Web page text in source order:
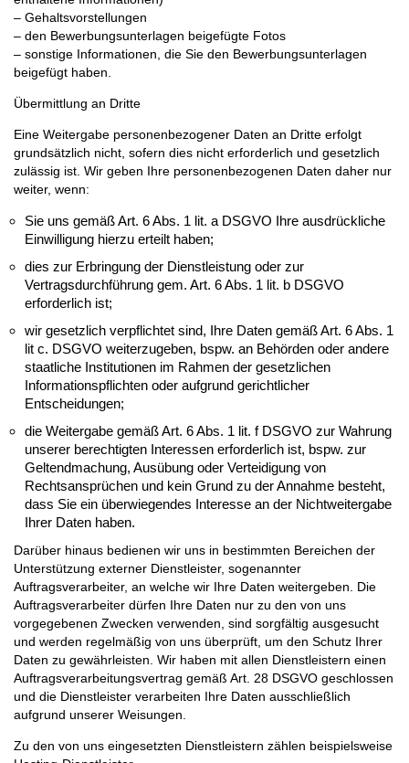
– Gehaltsvorstellungen
– den Bewerbungsunterlagen beigefügte Fotos
– sonstige Informationen, die Sie den Bewerbungsunterlagen
beigefügt haben.
Übermittlung an Dritte
Eine Weitergabe personenbezogener Daten an Dritte erfolgt
grundsätzlich nicht, sofern dies nicht erforderlich und gesetzlich
zulässig ist. Wir geben Ihre personenbezogenen Daten daher nur
weiter, wenn:
Sie uns gemäß Art. 6 Abs. 1 lit. a DSGVO Ihre ausdrückliche
Einwilligung hierzu erteilt haben;
dies zur Erbringung der Dienstleistung oder zur
Vertragsdurchführung gem. Art. 6 Abs. 1 lit. b DSGVO
erforderlich ist;
wir gesetzlich verpflichtet sind, Ihre Daten gemäß Art. 6 Abs. 1
lit c. DSGVO weiterzugeben, bspw. an Behörden oder andere
staatliche Institutionen im Rahmen der gesetzlichen
Informationspflichten oder aufgrund gerichtlicher
Entscheidungen;
die Weitergabe gemäß Art. 6 Abs. 1 lit. f DSGVO zur Wahrung
unserer berechtigten Interessen erforderlich ist, bspw. zur
Geltendmachung, Ausübung oder Verteidigung von
Rechtsansprüchen und kein Grund zu der Annahme besteht,
dass Sie ein überwiegendes Interesse an der Nichtweitergabe
Ihrer Daten haben.
Darüber hinaus bedienen wir uns in bestimmten Bereichen der
Unterstützung externer Dienstleister, sogenannter
Auftragsverarbeiter, an welche wir Ihre Daten weitergeben. Die
Auftragsverarbeiter dürfen Ihre Daten nur zu den von uns
vorgegebenen Zwecken verwenden, sind sorgfältig ausgesucht
und werden regelmäßig von uns überprüft, um den Schutz Ihrer
Daten zu gewährleisten. Wir haben mit allen Dienstleistern einen
Auftragsverarbeitungsvertrag gemäß Art. 28 DSGVO geschlossen
und die Dienstleister verarbeiten Ihre Daten ausschließlich
aufgrund unserer Weisungen.
Zu den von uns eingesetzten Dienstleistern zählen beispielsweise